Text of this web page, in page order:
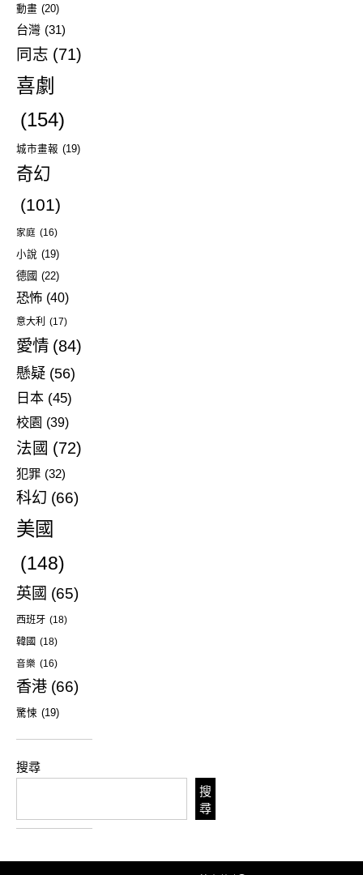
動畫 (20)
台灣 (31)
同志 (71)
喜劇
(154)
城市畫報 (19)
奇幻
(101)
家庭 (16)
小說 (19)
德國 (22)
恐怖 (40)
意大利 (17)
愛情 (84)
懸疑 (56)
日本 (45)
校園 (39)
法國 (72)
犯罪 (32)
科幻 (66)
美國
(148)
英國 (65)
西班牙 (18)
韓國 (18)
音樂 (16)
香港 (66)
驚悚 (19)
搜尋
搜
尋